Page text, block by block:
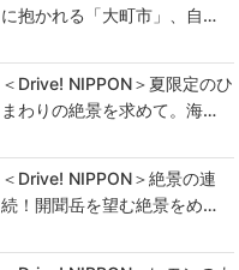
に抱かれる「大町市」、自…
＜Drive! NIPPON＞夏限定のひ
まわりの絶景を求めて。海…
＜Drive! NIPPON＞絶景の連
続！開聞岳を望む絶景をめ…